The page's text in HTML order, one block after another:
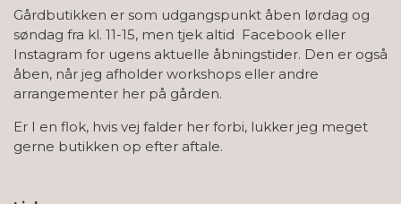
Gårdbutikken er som udgangspunkt åben lørdag og
søndag fra kl. 11-15, men tjek altid Facebook eller
Instagram for ugens aktuelle åbningstider. Den er også
åben, når jeg afholder workshops eller andre
arrangementer her på gården.
Er I en flok, hvis vej falder her forbi, lukker jeg meget
gerne butikken op efter aftale.